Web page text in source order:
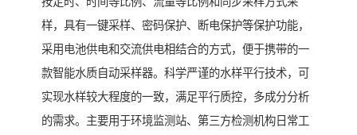
样，具有一键采样、密码保护、断电保护等保护功能，
采用电池供电和交流供电相结合的方式，便于携带的一
款智能水质自动采样器。科学严谨的水样平行技术，可
实现水样较大程度的一致，满足平行质控，多成分分析
的需求。主要用于环境监测站、第三方检测机构日常工